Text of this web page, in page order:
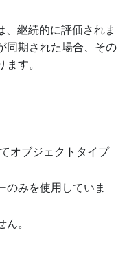
継続的に評価されま
同期された場合、その
す。
オブジェクトタイプ
のみを使用していま
。